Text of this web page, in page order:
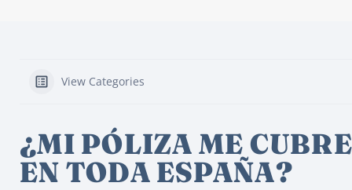
View Categories
¿MI PÓLIZA ME CUBRE
EN TODA ESPAÑA?